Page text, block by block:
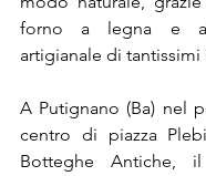
forno a legna e
artigianale di
A Putignano (Ba) nel
centro di piazza
Botteghe Antiche,